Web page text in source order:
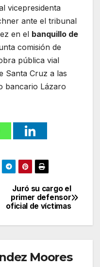
vicepresidenta
ante el tribunal
en el banquillo de
comisión de
pública vial
Santa Cruz a las
bancario Lázaro
Juró su cargo el
primer defensor
oficial de víctimas
Moores